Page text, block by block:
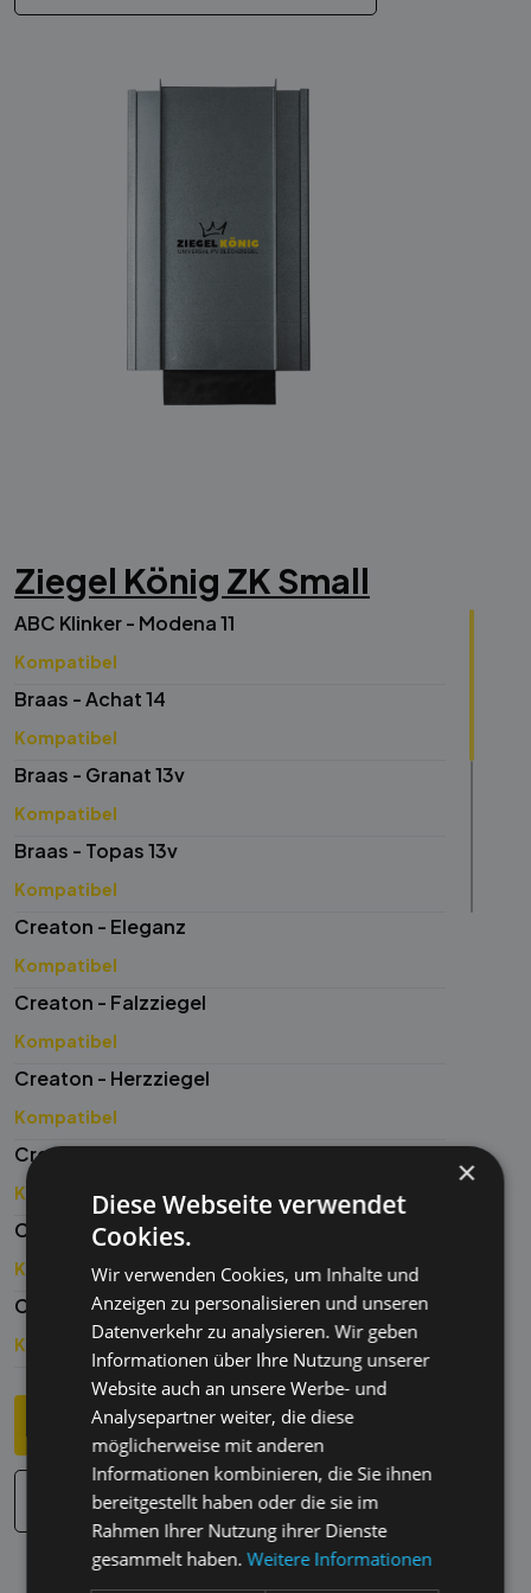
Kompatibel
Meyer-Holsen - Doppelfalzziegel
Kompatibel
Nelskamp - Doppelmuldenfalz-Ziegel D 15 Ü
Kompatibel
Nelskamp - Flachdach-Ziegel F 14
Kompatibel
Nelskamp - Flachdach-Ziegel F 15
Kompatibel
Nelskamp - Rheinland-Ziegel R 15
Kompatibel
Röben - Elsass, Marseillerin (IT)
Kompatibel
Röben - Flandern
Röben - Wikinger K15
Kompatibel
Wienerberger - Alegra 12 B
Kompatibel
Wienerberger - Alegra 12 T
Kompatibel
Wienerberger - Alegra 15
Kompatibel
Wienerberger - Contiton 12
Kompatibel
Wienerberger - Cosmo 15
Kompatibel
Wienerberger - E 32
Ziegel König ZK Small
ABC Klinker - Modena 11
Kompatibel
Braas - Achat 14
Kompatibel
Braas - Granat 13v
Kompatibel
Braas - Topas 13v
Kompatibel
Creaton - Eleganz
Kompatibel
Creaton - Falzziegel
Kompatibel
Creaton - Herzziegel
Kompatibel
Creaton - Megaton
Kompatibel
Creaton - Megaton MZ5
Kompatibel
Creaton - Mikado
Kompatibel
Creaton - Ratio
Kompatibel
Creaton - Rustico
Kompatibel
Creaton - Terra Optima
Kompatibel
Jetzt anfragen Datenblatt
Montageanleitung & Pflegehinweis
×
Diese Webseite verwendet
Cookies.
Wir verwenden Cookies, um Inhalte und
Anzeigen zu personalisieren und unseren
Datenverkehr zu analysieren. Wir geben
Informationen über Ihre Nutzung unserer
Website auch an unsere Werbe- und
Analysepartner weiter, die diese
möglicherweise mit anderen
Informationen kombinieren, die Sie ihnen
bereitgestellt haben oder die sie im
Rahmen Ihrer Nutzung ihrer Dienste
gesammelt haben.Weitere Informationen